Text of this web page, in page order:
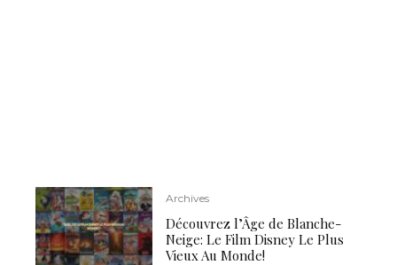
Archives
Découvrez l’Âge de Blanche-
Neige: Le Film Disney Le Plus
Vieux Au Monde!